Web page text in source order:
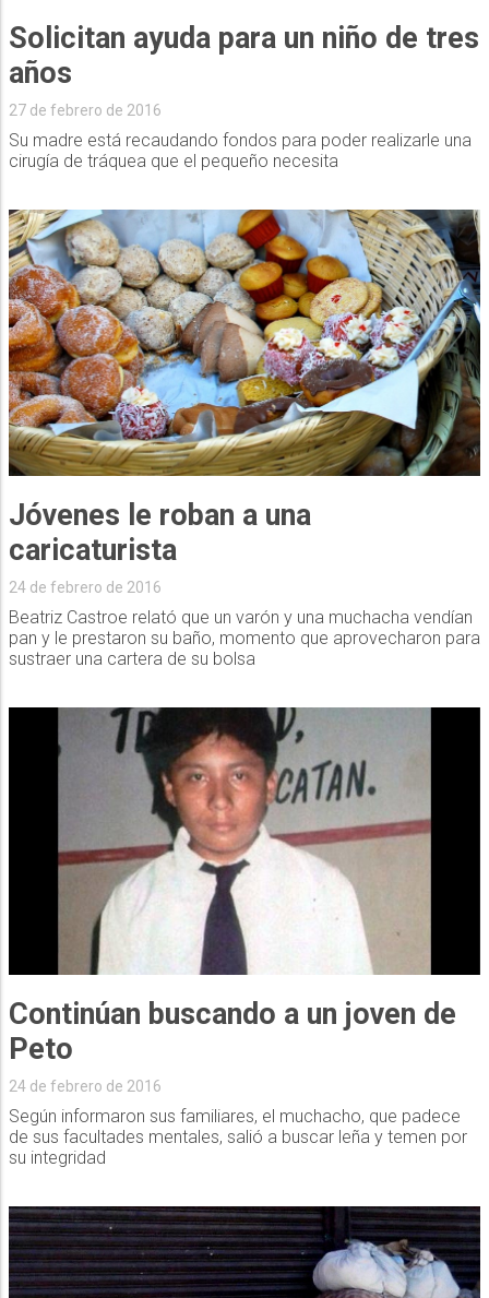
Solicitan ayuda para un niño de tres
años
27 de febrero de 2016
Su madre está recaudando fondos para poder realizarle una
cirugía de tráquea que el pequeño necesita
Jóvenes le roban a una
caricaturista
24 de febrero de 2016
Beatriz Castroe relató que un varón y una muchacha vendían
pan y le prestaron su baño, momento que aprovecharon para
sustraer una cartera de su bolsa
Continúan buscando a un joven de
Peto
24 de febrero de 2016
Según informaron sus familiares, el muchacho, que padece
de sus facultades mentales, salió a buscar leña y temen por
su integridad